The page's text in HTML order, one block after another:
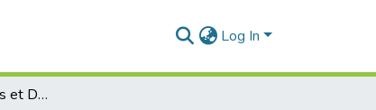
Log In
Variations Saisonières et Diversité du Microbiote des Laits Réceptionés dans les Laiteries de l’Ouest Algérien